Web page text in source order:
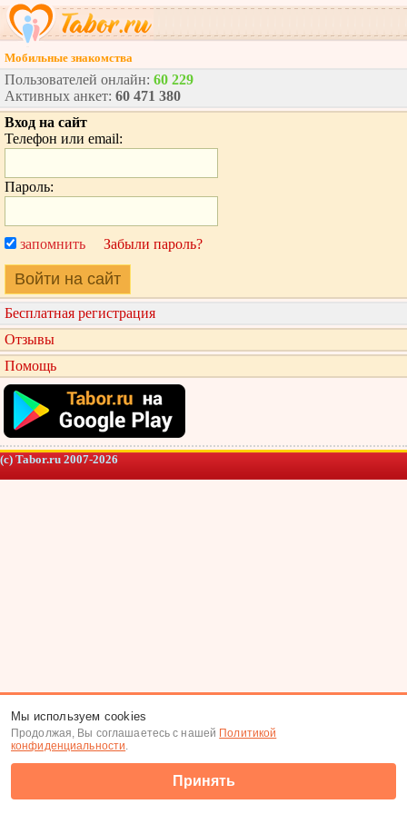
Мобильные знакомства
Пользователей онлайн: 60 229
Активных анкет: 60 471 380
Вход на сайт
Телефон или email:
Пароль:
запомнить Забыли пароль?
Войти на сайт
Бесплатная регистрация
Отзывы
Помощь
(c) Tabor.ru 2007-2026
Мы используем cookies
Продолжая, Вы соглашаетесь с нашей Политикой
конфиденциальности.
Принять